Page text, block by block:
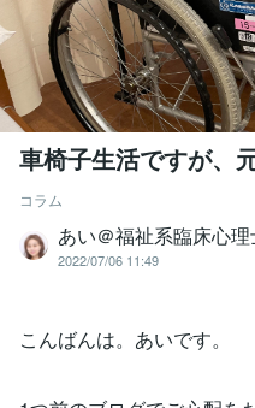
車椅子生活ですが、
コラム
あい＠福祉系臨床心
2022/07/06 11:49
こんばんは。あいです。